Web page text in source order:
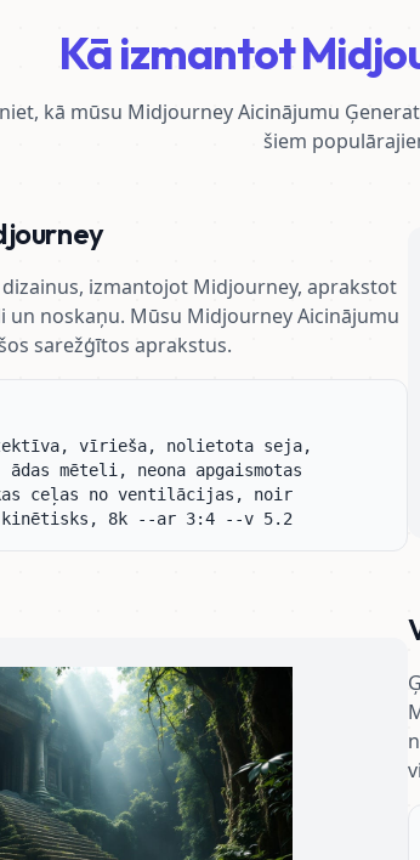
Kā izmantot
kā mūsu Midjourney Aicinājumu
šiem
izmantojot Midjourney, aprakstot
un noskaņu. Mūsu Midjourney Aicinājumu
sarežģītos aprakstus.
vīrieša, nolietota seja,
mēteli, neona apgaismotas
ceļas no ventilācijas, noir
kinētisks, 8k --ar 3:4 --v 5.2